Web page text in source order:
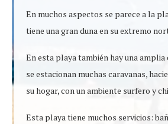
En muchos aspectos se parece a la
tiene una gran duna en su extremo
En esta playa también hay una amplia
se estacionan muchas caravanas,
su hogar, con un ambiente surfero y
Esta playa tiene muchos servicios: